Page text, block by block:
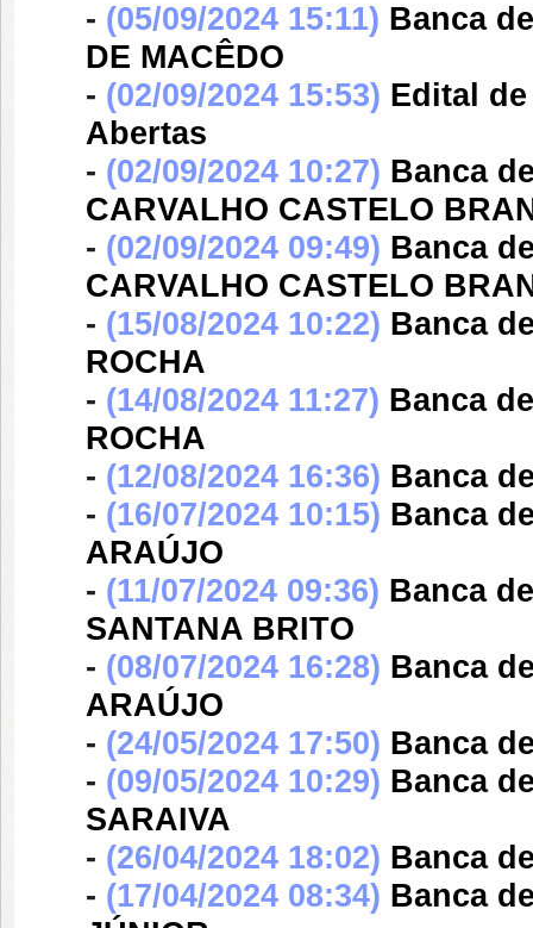
- (05/09/2024 15:11) Banca
DE MACÊDO
- (02/09/2024 15:53) Edital de
Abertas
- (02/09/2024 10:27) Banca
CARVALHO CASTELO
- (02/09/2024 09:49) Banca
CARVALHO CASTELO
- (15/08/2024 10:22) Banca
ROCHA
- (14/08/2024 11:27) Banca
ROCHA
- (12/08/2024 16:36) Banca
- (16/07/2024 10:15) Banca
ARAÚJO
- (11/07/2024 09:36) Banca
SANTANA BRITO
- (08/07/2024 16:28) Banca
ARAÚJO
- (24/05/2024 17:50) Banca
- (09/05/2024 10:29) Banca
SARAIVA
- (26/04/2024 18:02) Banca
- (17/04/2024 08:34) Banca